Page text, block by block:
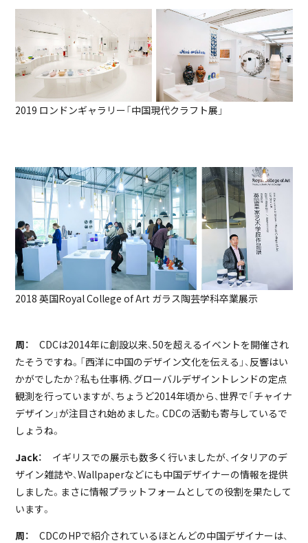
2019 ロンドンギャラリー「中国現代クラフト展」
2018 英国Royal College of Art ガラス陶芸学科卒業展示
周：
CDCは2014年に創設以来、50を超えるイベントを開催され
たそうですね。「西洋に中国のデザイン文化を伝える」、反響はい
かがでしたか？私も仕事柄、グローバルデザイントレンドの定点
観測を行っていますが、ちょうど2014年頃から、世界で「チャイナ
デザイン」が注目され始めました。CDCの活動も寄与しているで
しょうね。
Jack：
イギリスでの展示も数多く行いましたが、イタリアのデ
ザイン雑誌や、Wallpaperなどにも中国デザイナーの情報を提供
しました。まさに情報プラットフォームとしての役割を果たして
います。
周：
CDCのHPで紹介されているほとんどの中国デザイナーは、